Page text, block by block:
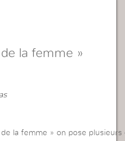
la femme »
de la femme » on pose